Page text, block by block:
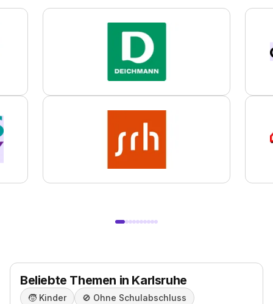
Beliebte Themen in Karlsruhe
🧒 Kinder 🚫 Ohne Schulabschluss